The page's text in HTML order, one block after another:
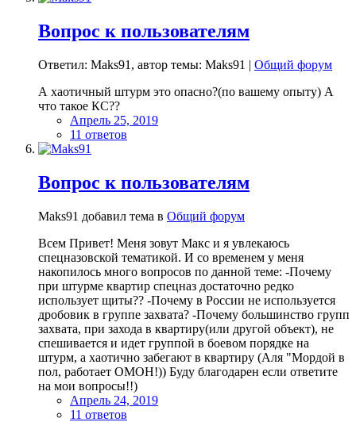
Вопрос к пользователям
Ответил: Maks91, автор темы: Maks91 | Общий форум
А хаотичный штурм это опасно?(по вашему опыту) А
что такое КС??
Апрель 25, 2019
11 ответов
Вопрос к пользователям
Maks91 добавил тема в Общий форум
Всем Привет! Меня зовут Макс и я увлекаюсь
спецназовской тематикой. И со временем у меня
накопилось много вопросов по данной теме: -Почему
при штурме квартир спецназ достаточно редко
использует щиты?? -Почему в России не используется
дробовик в группе захвата? -Почему большинство групп
захвата, при захода в квартиру(или другой объект), не
спешивается и идет группой в боевом порядке на
штурм, а хаотично забегают в квартиру (Аля "Мордой в
пол, работает ОМОН!)) Буду благодарен если ответите
на мои вопросы!!)
Апрель 24, 2019
11 ответов